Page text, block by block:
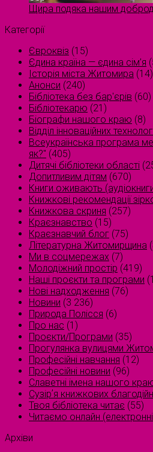
Щира подяка нашим
Категорії
Євроквіз (15)
Єдина країна — єдина сім’я
Історія міста Житомира (14)
Анонси (240)
Бібліотека без бар'єрів (60)
Бібліотекарю (21)
Біографи нашого краю (8)
Відділ інноваційних
Всеукраїнська програма
як?" (405)
Дитячі бібліотеки області
Допитливим дітям (670)
Книги оживають
Книжкові рекомендації
Книжкова скриня (257)
Краєзнавство (15)
Краєзнавчий блог (75)
Літературна Житомирщина
Ми в соцмережах (7)
Молодіжний простір (419)
Наші проєкти та програми
Нові надходження (76)
Новини (3 236)
Природа Полісся (6)
Про нас (1)
Проєкти/Програми (35)
Прогулянка вулицями
Професійні навчання (12)
Професійні новини (96)
Славетні імена нашого
Сузірʼя книжкових
Твоя бібліотека читає (55)
Читаємо онлайн
Архіви